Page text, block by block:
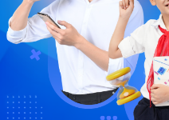
sáng tạo, khả năng nêu ý
là teen 2k phải chăm chỉ
các tài liệu hướng dẫn